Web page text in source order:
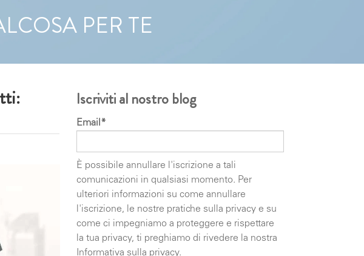
PER TE
Iscriviti al nostro blog
Email *
È possibile annullare l'iscrizione a tali
comunicazioni in qualsiasi momento. Per
ulteriori informazioni su come annullare
l'iscrizione, le nostre pratiche sulla privacy e su
come ci impegniamo a proteggere e rispettare
la tua privacy, ti preghiamo di rivedere la nostra
Informativa sulla privacy.